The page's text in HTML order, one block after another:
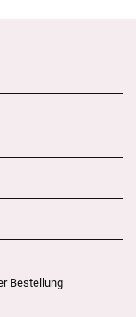
Bestellung